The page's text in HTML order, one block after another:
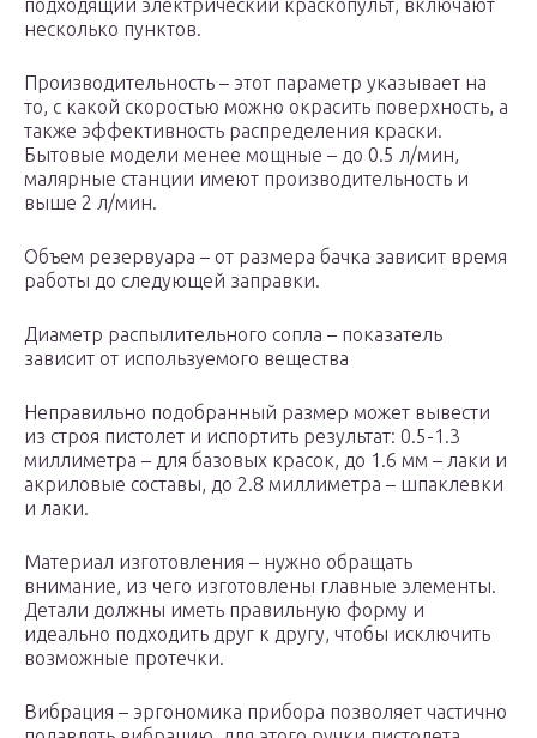
подходящий электрический краскопульт, включают
несколько пунктов.
Производительность – этот параметр указывает на
то, с какой скоростью можно окрасить поверхность, а
также эффективность распределения краски.
Бытовые модели менее мощные – до 0.5 л/мин,
малярные станции имеют производительность и
выше 2 л/мин.
Объем резервуара – от размера бачка зависит время
работы до следующей заправки.
Диаметр распылительного сопла – показатель
зависит от используемого вещества
Неправильно подобранный размер может вывести
из строя пистолет и испортить результат: 0.5-1.3
миллиметра – для базовых красок, до 1.6 мм – лаки и
акриловые составы, до 2.8 миллиметра – шпаклевки
и лаки.
Материал изготовления – нужно обращать
внимание, из чего изготовлены главные элементы.
Детали должны иметь правильную форму и
идеально подходить друг к другу, чтобы исключить
возможные протечки.
Вибрация – эргономика прибора позволяет частично